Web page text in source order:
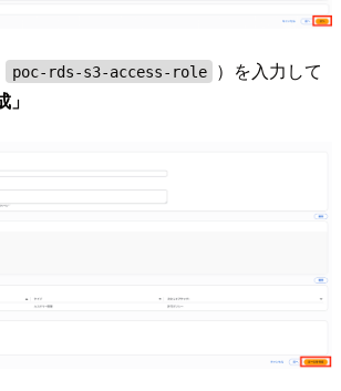
poc-rds-s3-access-role
）を入力して
」